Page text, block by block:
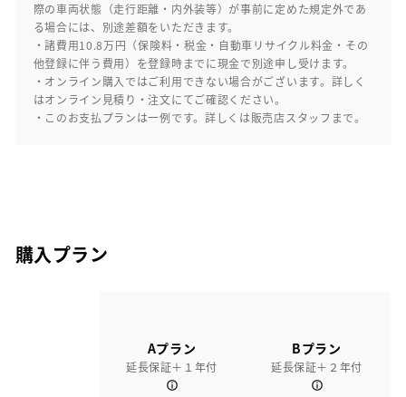
際の車両状態（走行距離・内外装等）が事前に定めた規定外であ
る場合には、別途差額をいただきます。
・諸費用10.8万円（保険料・税金・自動車リサイクル料金・その
他登録に伴う費用）を登録時までに現金で別途申し受けます。
・オンライン購入ではご利用できない場合がございます。詳しく
はオンライン見積り・注文にてご確認ください。
・このお支払プランは一例です。詳しくは販売店スタッフまで。
購入プラン
Aプラン
延長保証＋１年付
Bプラン
延長保証＋２年付